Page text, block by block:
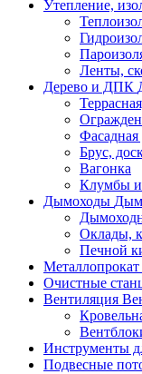
Утепление,
Ленты,
Дерево и ДПК
Фасадная
Брус,
Вагонка
Клумбы и
Дымоходы
Оклады,
Печной
Металлопрокат
Очистные
Вентиляция
Инструменты
Подвесные